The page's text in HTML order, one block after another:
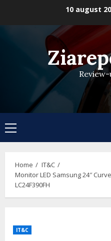
10 august
Primary
Menu
Home
IT&C
Monitor LED Samsung 24″
LC24F390FH
IT&C